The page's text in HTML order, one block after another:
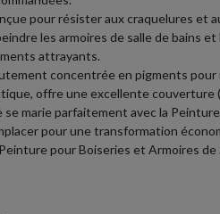
pour résister aux craquelures et
les armoires de salle de bains
attrayants.
concentrée en pigments
offre une excellente couverture
se marie parfaitement avec la
pour une transformation
pour Boiseries et Armoires